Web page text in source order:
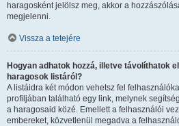
haragosként jelölsz meg, akkor a
megjelenni.
Vissza a tetejére
Hogyan adhatok hozzá, illetve távolíthatok
haragosok listáról?
A listáidra két módon vehetsz fel
profiljában található egy link, melynek
a haragosaid közé. Emellett a felhasználói
embereket, közvetlenül megadva a